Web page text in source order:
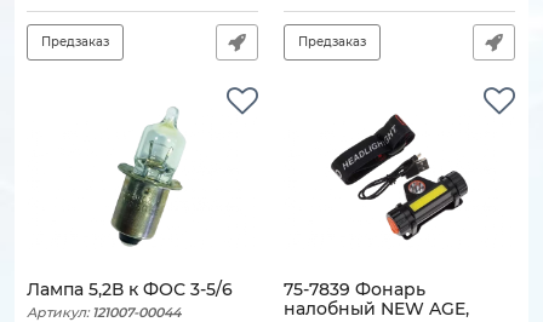
Предзаказ Предзаказ
Лампа 5,2В к ФОС 3-5/6
Артикул: 121007-00044
75-7839 Фонарь
налобный NEW AGE,